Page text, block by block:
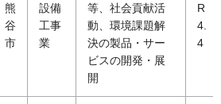
熊
谷
市
設備
工事
業
等、社会貢献活
動、環境課題解
決の製品・サー
ビスの開発・展
開
R
4.
4